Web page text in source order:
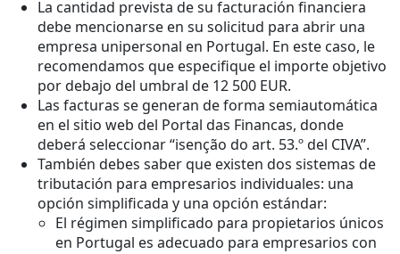
La cantidad prevista de su facturación financiera
debe mencionarse en su solicitud para abrir una
empresa unipersonal en Portugal. En este caso, le
recomendamos que especifique el importe objetivo
por debajo del umbral de 12 500 EUR.
Las facturas se generan de forma semiautomática
en el sitio web del Portal das Financas, donde
deberá seleccionar “isenção do art. 53.º del CIVA”.
También debes saber que existen dos sistemas de
tributación para empresarios individuales: una
opción simplificada y una opción estándar:
El régimen simplificado para propietarios únicos
en Portugal es adecuado para empresarios con